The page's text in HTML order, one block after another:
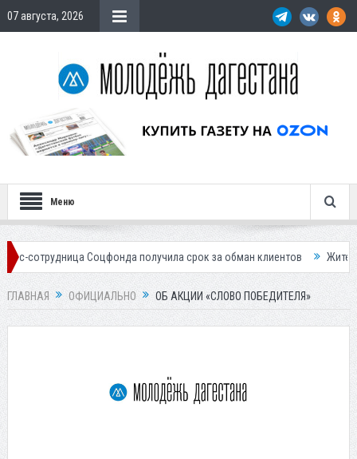
07 августа, 2026
Меню
Соцфонда получила срок за обман клиентов Жителей
ГЛАВНАЯ ОФИЦИАЛЬНО ОБ АКЦИИ «СЛОВО ПОБЕДИТЕЛЯ»